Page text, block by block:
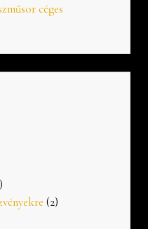
céges
(2)